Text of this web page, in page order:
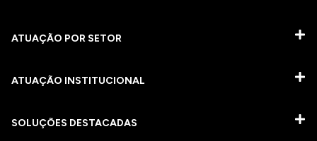
ATUAÇÃO POR SETOR
ATUAÇÃO INSTITUCIONAL
SOLUÇÕES DESTACADAS